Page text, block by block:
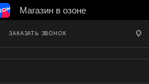
Магазин в озоне
ЗАКАЗАТЬ ЗВОНОК